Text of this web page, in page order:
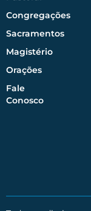
Congregações
Sacramentos
Magistério
Orações
Fale
Conosco